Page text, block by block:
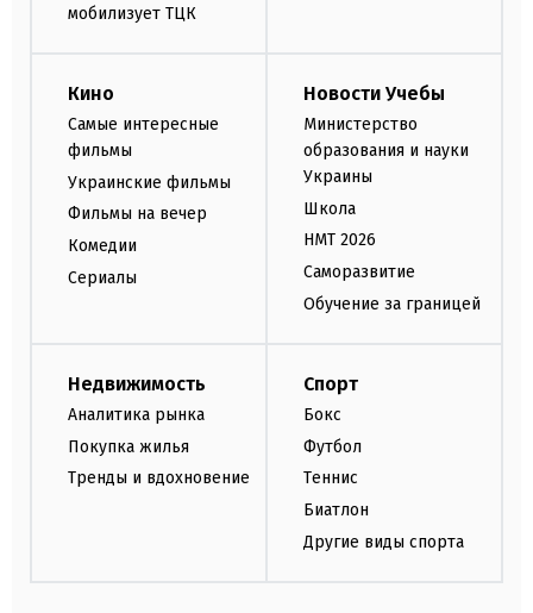
мобилизует ТЦК
Кино
Самые интересные
фильмы
Украинские фильмы
Фильмы на вечер
Комедии
Сериалы
Новости Учебы
Министерство
образования и науки
Украины
Школа
НМТ 2026
Саморазвитие
Обучение за границей
Недвижимость
Аналитика рынка
Покупка жилья
Тренды и вдохновение
Спорт
Бокс
Футбол
Теннис
Биатлон
Другие виды спорта